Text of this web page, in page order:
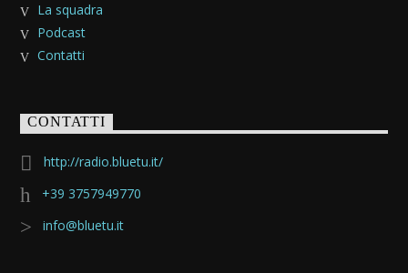
La squadra
Podcast
Contatti
CONTATTI
http://radio.bluetu.it/
+39 3757949770
info@bluetu.it